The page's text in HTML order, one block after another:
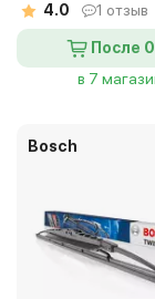
4.0
1 отзыв
После
в 7
Bosch